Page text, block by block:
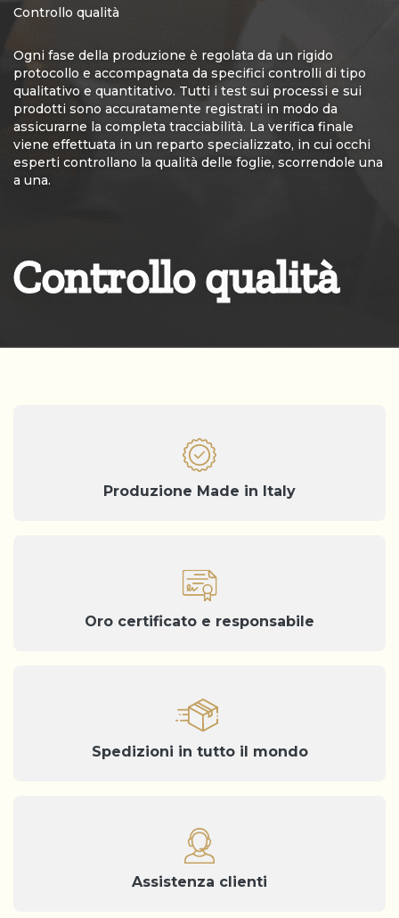
Controllo qualità
Ogni fase della produzione è regolata da un rigido
protocollo e accompagnata da specifici controlli di tipo
qualitativo e quantitativo. Tutti i test sui processi e sui
prodotti sono accuratamente registrati in modo da
assicurarne la completa tracciabilità. La verifica finale
viene effettuata in un reparto specializzato, in cui occhi
esperti controllano la qualità delle foglie, scorrendole una
a una.
Controllo qualità
Produzione Made in Italy
Oro certificato e responsabile
Spedizioni in tutto il mondo
Assistenza clienti